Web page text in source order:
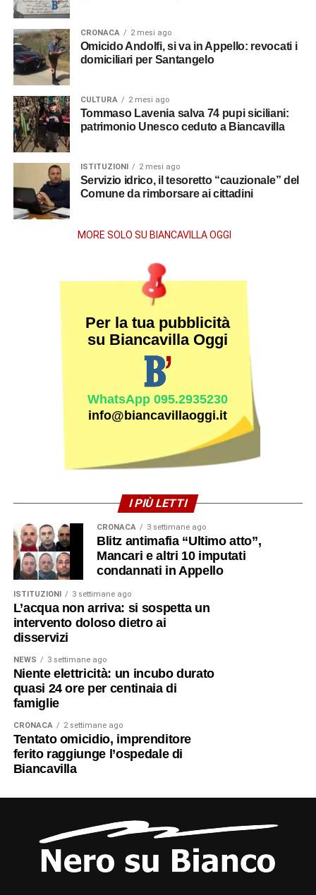
CRONACA 2 mesi ago
Omicido Andolfi, si va in Appello: revocati i
domiciliari per Santangelo
CULTURA 2 mesi ago
Tommaso Lavenia salva 74 pupi siciliani:
patrimonio Unesco ceduto a Biancavilla
ISTITUZIONI 2 mesi ago
Servizio idrico, il tesoretto “cauzionale” del
Comune da rimborsare ai cittadini
MORE SOLO SU BIANCAVILLA OGGI
Per la tua pubblicità
su Biancavilla Oggi
WhatsApp 095.2935230
info@biancavillaoggi.it
I PIÙ LETTI
CRONACA 3 settimane ago
Blitz antimafia “Ultimo atto”,
Mancari e altri 10 imputati
condannati in Appello
ISTITUZIONI 3 settimane ago
L’acqua non arriva: si sospetta un
intervento doloso dietro ai
disservizi
NEWS 3 settimane ago
Niente elettricità: un incubo durato
quasi 24 ore per centinaia di
famiglie
CRONACA 2 settimane ago
Tentato omicidio, imprenditore
ferito raggiunge l’ospedale di
Biancavilla